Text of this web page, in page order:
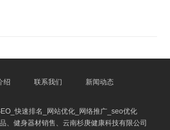
绍 联系我们 新闻动态
快速排名_网站优化_网络推广_seo优化
、健身器材销售、云南杉庚健康科技有限公司